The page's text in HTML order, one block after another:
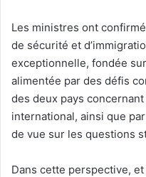
Les ministres ont
de sécurité et
exceptionnelle, fondée
alimentée par des défis
des deux pays
international, ainsi que
de vue sur les questions
Dans cette perspective,